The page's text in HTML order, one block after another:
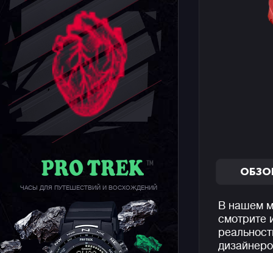
ЧАСЫ ДЛЯ ПУТЕШЕСТВИЙ И ВОСХОЖДЕНИЙ
В нашем
смотрите